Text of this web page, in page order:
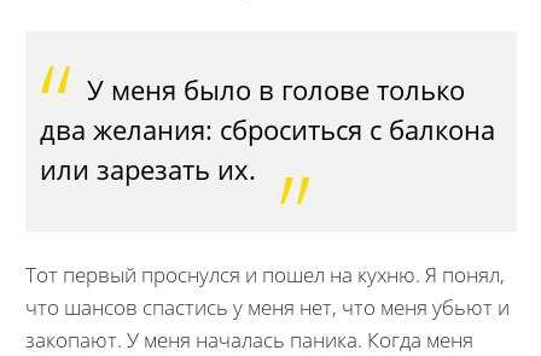
У меня было в голове только
два желания: сброситься с балкона
или зарезать их.
Тот первый проснулся и пошел на кухню. Я понял,
что шансов спастись у меня нет, что меня убьют и
закопают. У меня началась паника. Когда меня